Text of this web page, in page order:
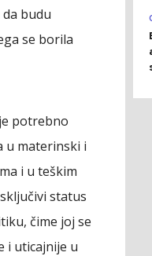
budu
se borila
potrebno
u materinski i
i u teškim
status
čime joj se
i uticajnije u